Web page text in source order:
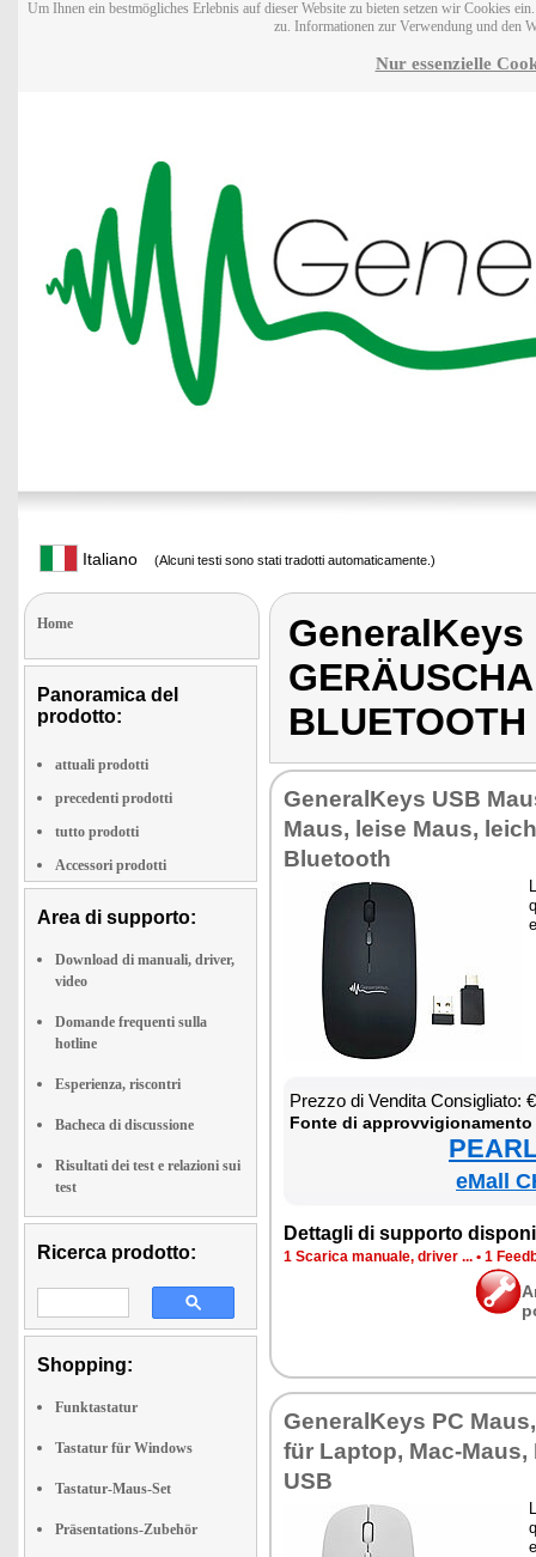
Um Ihnen ein bestmögliches Erlebnis auf dieser Website zu bieten setzen wir Cookies
zu. Informationen zur Verwendung und den
Nur essenzielle
Italiano (Alcuni testi sono stati tradotti automaticamente.)
Home
Panoramica del
prodotto:
attuali prodotti
precedenti prodotti
tutto prodotti
Accessori prodotti
Area di supporto:
Download di manuali, driver,
video
Domande frequenti sulla
hotline
Esperienza, riscontri
Bacheca di discussione
Risultati dei test e relazioni sui
test
Ricerca prodotto:
Shopping:
Funktastatur
Tastatur für Windows
Tastatur-Maus-Set
Präsentations-Zubehör
GeneralKeys
Ge­ne­ral­Keys USB
Maus, lei­se Maus,
Blue­too­th
Prez­zo di Ven­di­ta Con­si­glia­to:
Fon­te di
eMall
Det­ta­gli di sup­por­to
1 Sca­ri­ca ma­nua­le, dri­ver ... • 1
Ge­ne­ral­Keys PC
für Lap­top, Mac-Maus,
USB